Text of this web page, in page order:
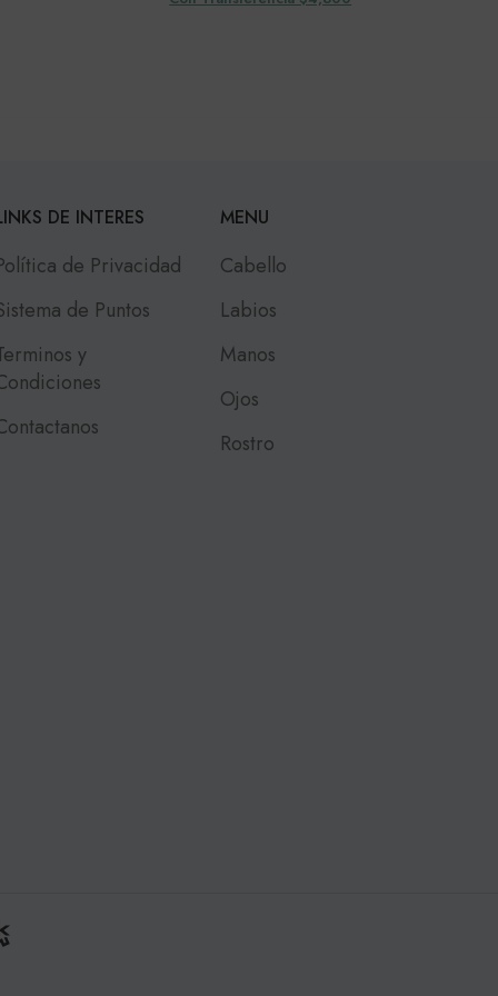
DE INTERES
de Privacidad
de Puntos
y
MENU
Cabello
Labios
Manos
Ojos
Rostro